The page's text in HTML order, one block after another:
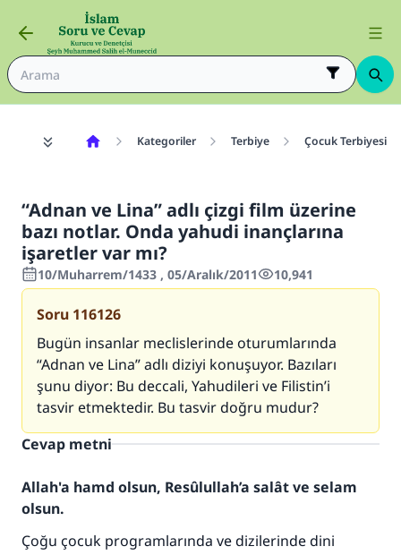
Kategoriler Terbiye Çocuk Terbiyesi
“Adnan ve Lina” adlı çizgi film üzerine
bazı notlar. Onda yahudi inançlarına
işaretler var mı?
10/Muharrem/1433 , 05/Aralık/2011 10,941
Soru 116126
Bugün insanlar meclislerinde oturumlarında
“Adnan ve Lina” adlı diziyi konuşuyor. Bazıları
şunu diyor: Bu deccali, Yahudileri ve Filistin’i
tasvir etmektedir. Bu tasvir doğru mudur?
Cevap metni
Allah'a hamd olsun, Resûlullah’a salât ve selam
olsun.
Çoğu çocuk programlarında ve dizilerinde dini